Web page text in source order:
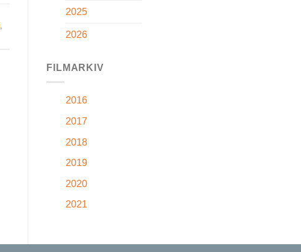
,
2025
2026
FILMARKIV
2016
2017
2018
2019
2020
2021